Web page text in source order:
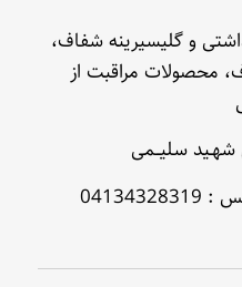
و گلیسیرینه شفاف،
محصولات مراقبت از
سلیــمی